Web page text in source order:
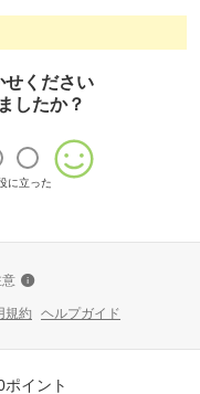
せください
したか？
に立った
意
規約 ヘルプガイド
イント